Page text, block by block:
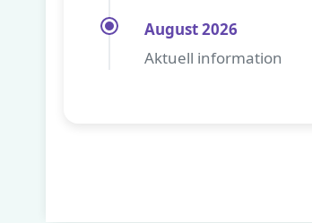
August 2026
Aktuell information